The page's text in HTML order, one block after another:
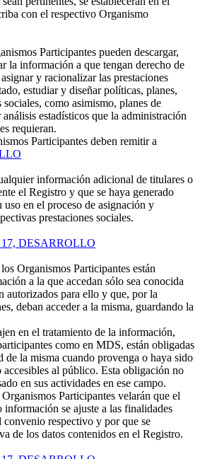
con el respectivo Organismo
Participantes pueden descargar,
la información a que tengan derecho de
y racionalizar las prestaciones
estudiar y diseñar políticas, planes,
como asimismo, planes de
estadísticos que la administración
requieran.
Participantes deben remitir a
información adicional de titulares o
el Registro y que se haya generado
uso en el proceso de asignación y
prestaciones sociales.
17, DESARROLLO
Organismos Participantes están
a la que accedan sólo sea conocida
autorizados para ello y que, por la
deban acceder a la misma, guardando la
en el tratamiento de la información,
como en MDS, están obligadas
de la misma cuando provenga o haya sido
accesibles al público. Esta obligación no
en sus actividades en ese campo.
Participantes velarán que el
información se ajuste a las finalidades
convenio respectivo y por que se
de los datos contenidos en el Registro.